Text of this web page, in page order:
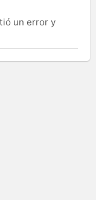
un error y